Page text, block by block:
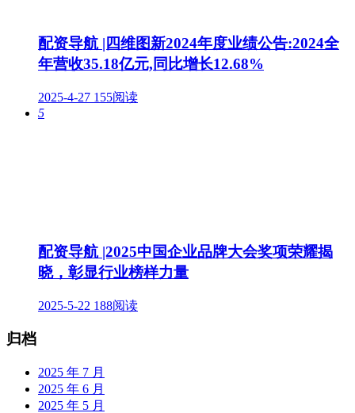
配资导航 |四维图新2024年度业绩公告:2024全
年营收35.18亿元,同比增长12.68%
2025-4-27 155阅读
5
配资导航 |2025中国企业品牌大会奖项荣耀揭
晓，彰显行业榜样力量
2025-5-22 188阅读
归档
2025 年 7 月
2025 年 6 月
2025 年 5 月